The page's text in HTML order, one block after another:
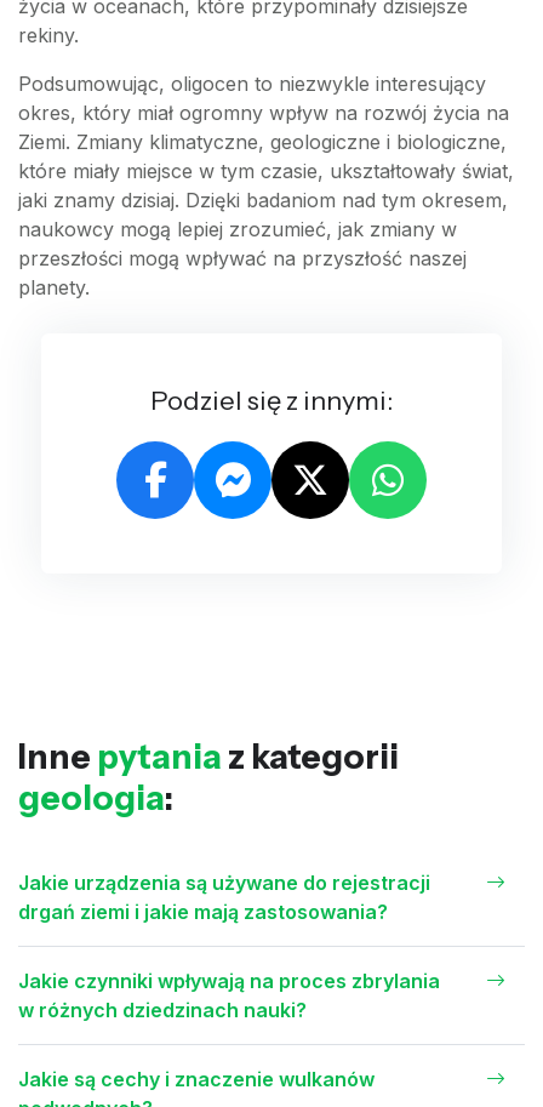
życia w oceanach, które przypominały dzisiejsze
rekiny.
Podsumowując, oligocen to niezwykle interesujący
okres, który miał ogromny wpływ na rozwój życia na
Ziemi. Zmiany klimatyczne, geologiczne i biologiczne,
które miały miejsce w tym czasie, ukształtowały świat,
jaki znamy dzisiaj. Dzięki badaniom nad tym okresem,
naukowcy mogą lepiej zrozumieć, jak zmiany w
przeszłości mogą wpływać na przyszłość naszej
planety.
Podziel się z innymi:
Inne pytania z kategorii
geologia:
Jakie urządzenia są używane do rejestracji
drgań ziemi i jakie mają zastosowania?
Jakie czynniki wpływają na proces zbrylania
w różnych dziedzinach nauki?
Jakie są cechy i znaczenie wulkanów